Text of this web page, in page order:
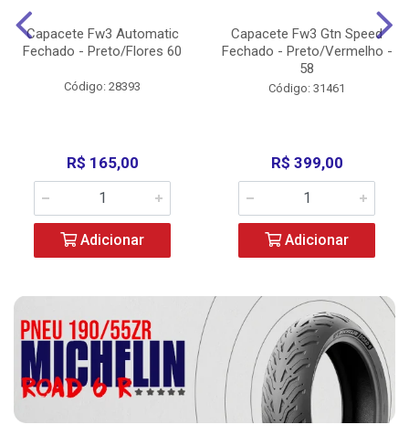
Capacete Fw3 Automatic
Fechado - Preto/Flores 60
Código: 28393
R$ 165,00
Adicionar
Capacete Fw3 Gtn Speed
Fechado - Preto/Vermelho -
58
Código: 31461
R$ 399,00
Adicionar